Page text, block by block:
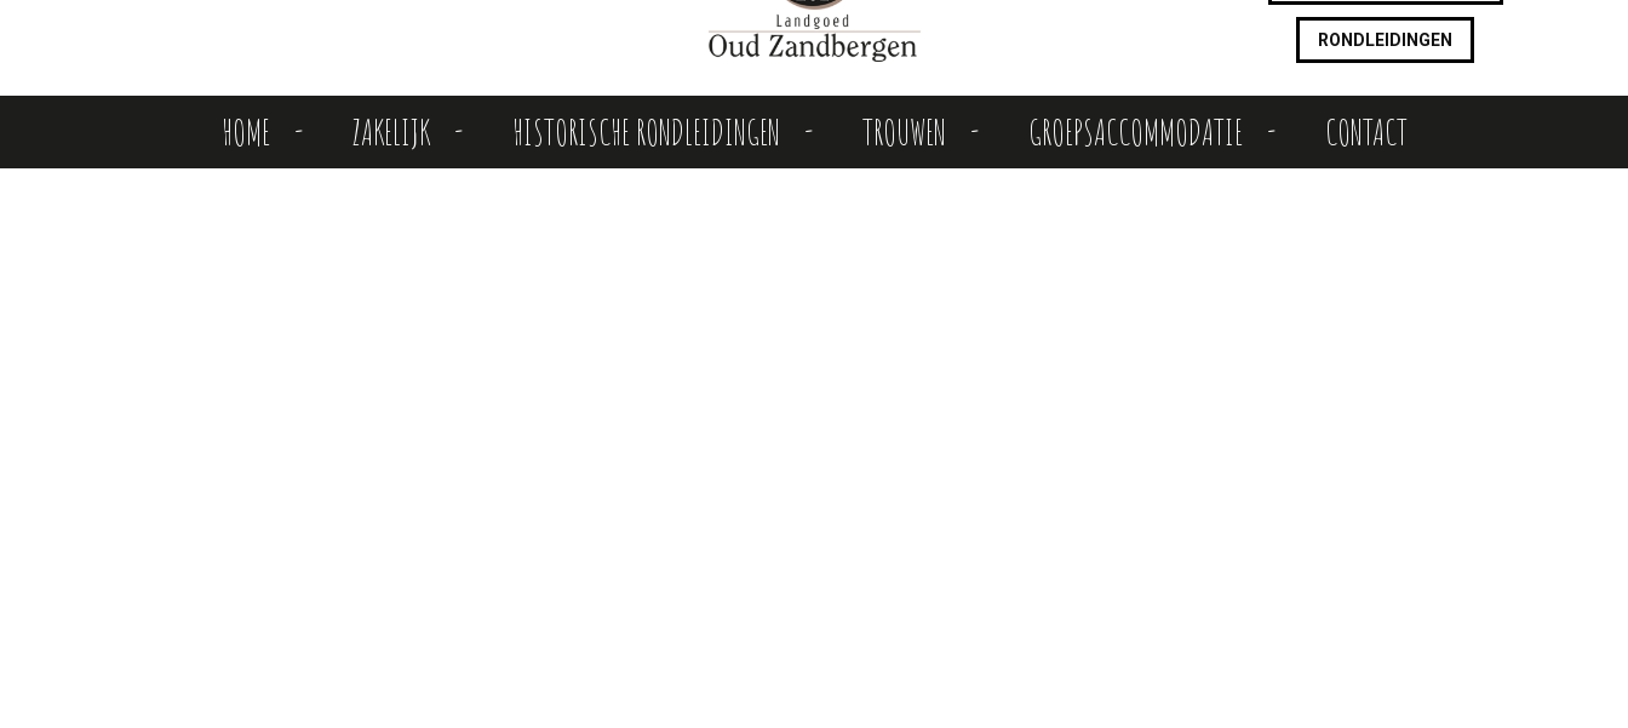
RONDLEIDINGEN
HOME ZAKELIJK HISTORISCHE RONDLEIDINGEN TROUWEN GROEPSACCOMMODATIE CONTACT